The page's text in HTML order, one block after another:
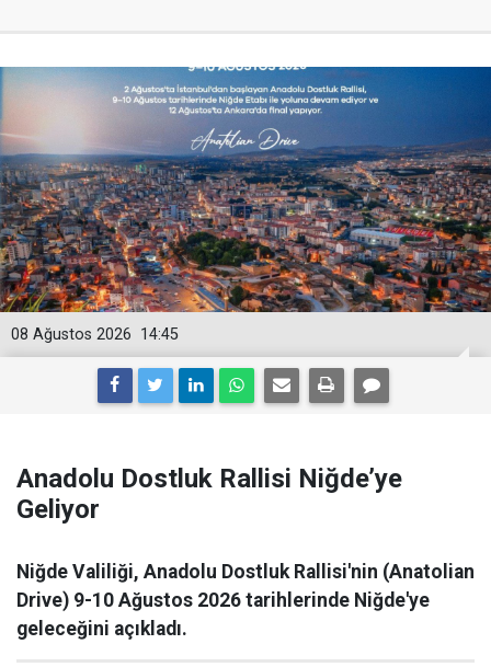
14:45
08 Ağustos 2026
Anadolu Dostluk Rallisi Niğde’ye
Geliyor
Niğde Valiliği, Anadolu Dostluk Rallisi'nin (Anatolian
Drive) 9-10 Ağustos 2026 tarihlerinde Niğde'ye
geleceğini açıkladı.